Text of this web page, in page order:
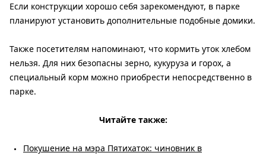
Если конструкции хорошо себя зарекомендуют, в парке
планируют установить дополнительные подобные домики.
Также посетителям напоминают, что кормить уток хлебом
нельзя. Для них безопасны зерно, кукуруза и горох, а
специальный корм можно приобрести непосредственно в
парке.
Читайте также:
Покушение на мэра Пятихаток: чиновник в